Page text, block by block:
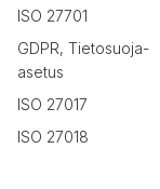
ISO 27701
GDPR, Tietosuoja-
asetus
ISO 27017
ISO 27018